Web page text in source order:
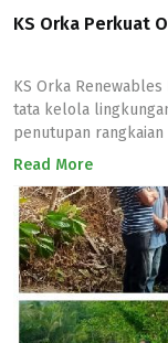
KS Orka Perkuat
KS Orka
tata kelola
penutupan rangkaian
2026 bertema
wilayah operasional
penyelenggaraan
Panas Bumi
Read More